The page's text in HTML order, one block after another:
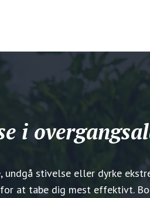
i
undgå stivelse eller dyrke
at tabe dig mest effektivt.